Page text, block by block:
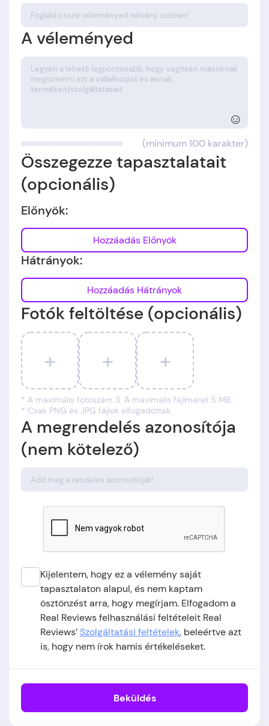
A véleményed
☺
(minimum 100 karakter)
Összegezze tapasztalatait
(opcionális)
Előnyök:
Hozzáadás Előnyök
Hátrányok:
Hozzáadás Hátrányok
Fotók feltöltése (opcionális)
+ + +
* A maximális fotószám 3. A maximális fájlméret 5 MB.
* Csak PNG és JPG fájlok elfogadottak.
A megrendelés azonosítója
(nem kötelező)
Kijelentem, hogy ez a vélemény saját
tapasztalaton alapul, és nem kaptam
ösztönzést arra, hogy megírjam. Elfogadom a
Real Reviews felhasználási feltételeit Real
Reviews’ Szolgáltatási feltételek, beleértve azt
is, hogy nem írok hamis értékeléseket.
Beküldés